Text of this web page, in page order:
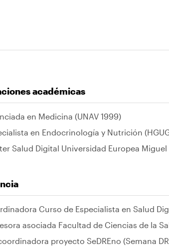
académicas
en Medicina (UNAV 1999)
en Endocrinología y Nutrición
Salud Digital Universidad Europea
Curso de Especialista en Salud
asociada Facultad de Ciencias de la
proyecto SeDREno (Semana